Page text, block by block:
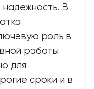
надежность. В
роль в
работы
для
сроки и в